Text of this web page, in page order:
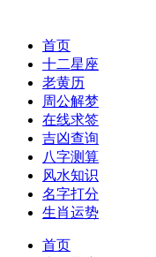
首页
十二星座
老黄历
周公解梦
在线求签
吉凶查询
八字测算
风水知识
名字打分
生肖运势
首页